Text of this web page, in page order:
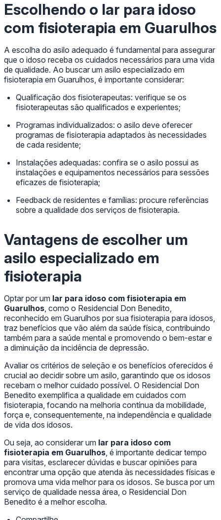
Escolhendo o lar para idoso
com fisioterapia em Guarulhos
A escolha do asilo adequado é fundamental para assegurar
que o idoso receba os cuidados necessários para uma vida
de qualidade. Ao buscar um asilo especializado em
fisioterapia em Guarulhos, é importante considerar:
Qualificação dos fisioterapeutas: verifique se os
fisioterapeutas são qualificados e experientes;
Programas individualizados: o asilo deve oferecer
programas de fisioterapia adaptados às necessidades
de cada residente;
Instalações adequadas: confira se o asilo possui as
instalações e equipamentos necessários para sessões
eficazes de fisioterapia;
Feedback de residentes e famílias: procure referências
sobre a qualidade dos serviços de fisioterapia.
Vantagens de escolher um
asilo especializado em
fisioterapia
Optar por um lar para idoso com fisioterapia em
Guarulhos, como o Residencial Don Benedito,
reconhecido em Guarulhos por sua fisioterapia para idosos,
traz benefícios que vão além da saúde física, contribuindo
também para a saúde mental e promovendo o bem-estar e
a diminuição da incidência de depressão.
Avaliar os critérios de seleção e os benefícios oferecidos é
crucial ao decidir sobre um asilo, garantindo que os idosos
recebam o melhor cuidado possível. O Residencial Don
Benedito exemplifica a qualidade em cuidados com
fisioterapia, focando na melhoria contínua da mobilidade,
força e, consequentemente, na independência e qualidade
de vida dos idosos.
Ou seja, ao considerar um lar para idoso com
fisioterapia em Guarulhos, é importante dedicar tempo
para visitas, esclarecer dúvidas e buscar opiniões para
encontrar uma opção que atenda às necessidades físicas e
promova uma vida melhor para os idosos. Se busca por um
serviço de qualidade nessa área, o Residencial Don
Benedito é a melhor escolha.